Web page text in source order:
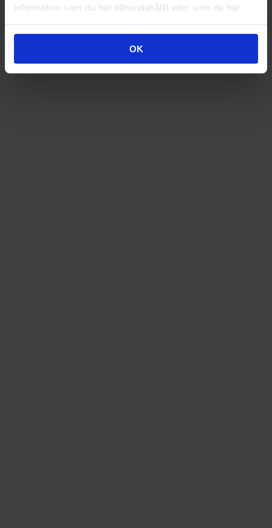
information som du har tillhandahållit eller som de har
OK
AUKTORISERAD ÅTERFÖRSÄLJARE